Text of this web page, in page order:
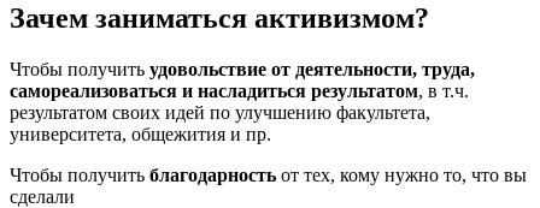
Зачем заниматься активизмом?
Чтобы получить удовольствие от деятельности, труда,
самореализоваться и насладиться результатом, в т.ч.
результатом своих идей по улучшению факультета,
университета, общежития и пр.
Чтобы получить благодарность от тех, кому нужно то, что вы
сделали